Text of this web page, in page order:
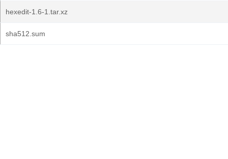
hexedit-1.6-1.tar.xz
sha512.sum